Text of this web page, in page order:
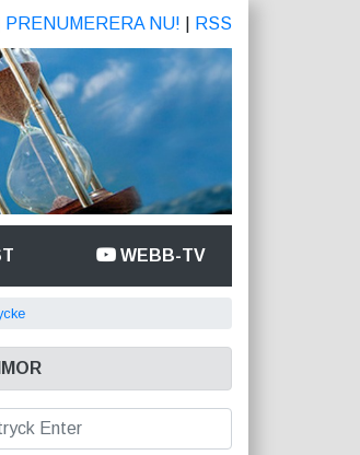
PRENUMERERA NU! RSS
WEBB-TV